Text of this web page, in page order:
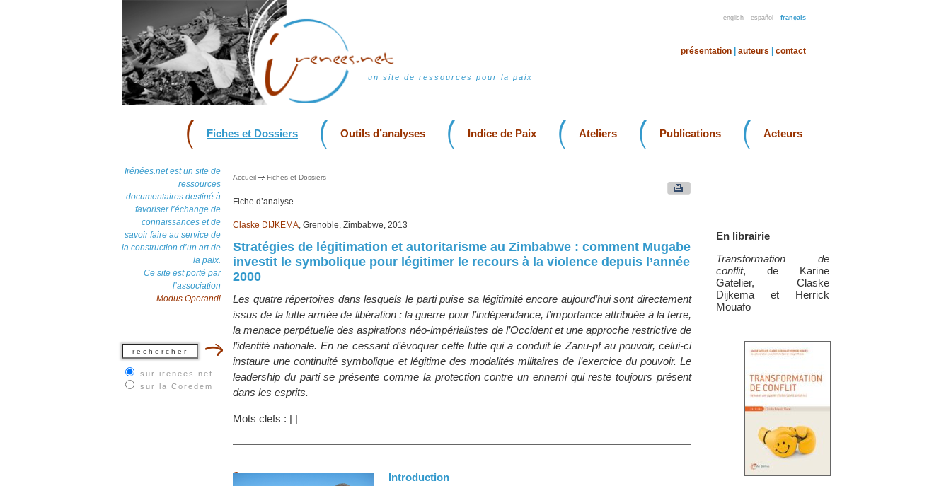
english español français
un site de ressources pour la paix
présentation auteurs contact
Fiches et Dossiers Outils d’analyses Indice de Paix Ateliers Publications Acteurs
Irénées.net est un site de
ressources
documentaires destiné à
favoriser l’échange de
connaissances et de
savoir faire au service de
la construction d’un art de
la paix.
Ce site est porté par
l’association
Modus Operandi
sur irenees.net
sur la Coredem
En librairie
Transformation de
conflit, de Karine
Gatelier, Claske
Dijkema et Herrick
Mouafo
Accueil Fiches et Dossiers
Fiche d’analyse
Claske DIJKEMA, Grenoble, Zimbabwe, 2013
Stratégies de légitimation et autoritarisme au Zimbabwe : comment Mugabe
investit le symbolique pour légitimer le recours à la violence depuis l’année
2000
Les quatre répertoires dans lesquels le parti puise sa légitimité encore aujourd’hui sont directement
issus de la lutte armée de libération : la guerre pour l’indépendance, l’importance attribuée à la terre,
la menace perpétuelle des aspirations néo-impérialistes de l’Occident et une approche restrictive de
l’identité nationale. En ne cessant d’évoquer cette lutte qui a conduit le Zanu-pf au pouvoir, celui-ci
instaure une continuité symbolique et légitime des modalités militaires de l’exercice du pouvoir. Le
leadership du parti se présente comme la protection contre un ennemi qui reste toujours présent
dans les esprits.
Mots clefs : | |
Introduction